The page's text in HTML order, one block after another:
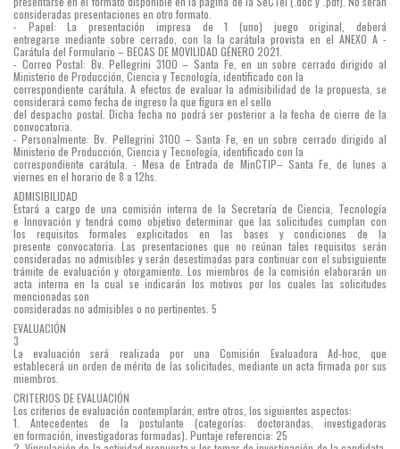
consideradas presentaciones en otro formato.
- Papel: La presentación impresa de 1 (uno) juego original, deberá
entregarse mediante sobre cerrado, con la la carátula provista en el ANEXO A -
Carátula del Formulario – BECAS DE MOVILIDAD GÉNERO 2021.
- Correo Postal: Bv. Pellegrini 3100 – Santa Fe, en un sobre cerrado dirigido al
Ministerio de Producción, Ciencia y Tecnología, identificado con la
correspondiente carátula. A efectos de evaluar la admisibilidad de la propuesta, se
considerará como fecha de ingreso la que figura en el sello
del despacho postal. Dicha fecha no podrá ser posterior a la fecha de cierre de la
convocatoria.
- Personalmente: Bv. Pellegrini 3100 – Santa Fe, en un sobre cerrado dirigido al
Ministerio de Producción, Ciencia y Tecnología, identificado con la
correspondiente carátula. - Mesa de Entrada de MinCTIP– Santa Fe, de lunes a
viernes en el horario de 8 a 12hs.
ADMISIBILIDAD
Estará a cargo de una comisión interna de la Secretaría de Ciencia, Tecnología
e Innovación y tendrá como objetivo determinar que las solicitudes cumplan con
los requisitos formales explicitados en las bases y condiciones de la
presente convocatoria. Las presentaciones que no reúnan tales requisitos serán
consideradas no admisibles y serán desestimadas para continuar con el subsiguiente
trámite de evaluación y otorgamiento. Los miembros de la comisión elaborarán un
acta interna en la cual se indicarán los motivos por los cuales las solicitudes
mencionadas son
consideradas no admisibles o no pertinentes. 5
EVALUACIÓN
3
La evaluación será realizada por una Comisión Evaluadora Ad-hoc, que
establecerá un orden de mérito de las solicitudes, mediante un acta firmada por sus
miembros.
CRITERIOS DE EVALUACIÓN
Los criterios de evaluación contemplarán, entre otros, los siguientes aspectos:
1. Antecedentes de la postulante (categorías: doctorandas, investigadoras
en formación, investigadoras formadas). Puntaje referencia: 25